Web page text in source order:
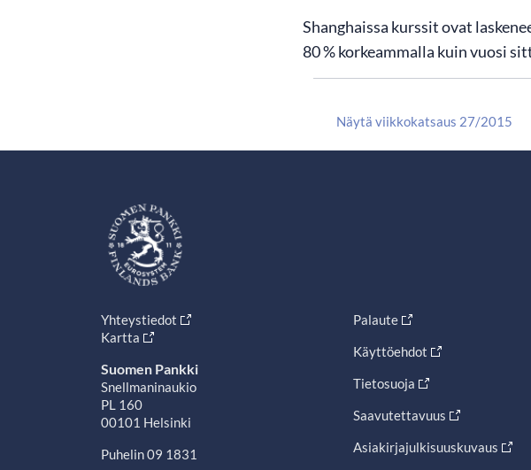
Shanghaissa kurssit ovat
80 % korkeammalla kuin vuosi
Näytä viikkokatsaus 27/2015
Yhteystiedot
Kartta
Suomen Pankki
Snellmaninaukio
PL 160
00101 Helsinki
Puhelin 09 1831
Palaute
Käyttöehdot
Tietosuoja
Saavutettavuus
Asiakirjajulkisuuskuvaus